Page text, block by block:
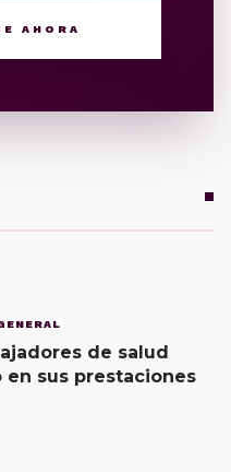
AHORA
de salud
sus prestaciones